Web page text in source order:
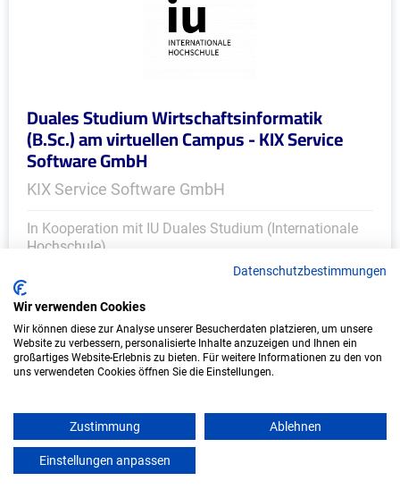
Duales Studium Wirtschaftsinformatik
(B.Sc.) am virtuellen Campus - KIX Service
Software GmbH
KIX Service Software GmbH
In Kooperation mit IU Duales Studium (Internationale
Hochschule)
Start: Oktober 2026
Freie Plätze: 1
Datenschutzbestimmungen
Wir verwenden Cookies
Wir können diese zur Analyse unserer Besucherdaten platzieren, um unsere
Website zu verbessern, personalisierte Inhalte anzuzeigen und Ihnen ein
großartiges Website-Erlebnis zu bieten. Für weitere Informationen zu den von
uns verwendeten Cookies öffnen Sie die Einstellungen.
Zustimmung Ablehnen
Einstellungen anpassen